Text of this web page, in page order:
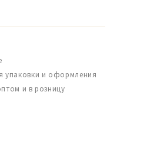
упаковки и оформления
и в розницу